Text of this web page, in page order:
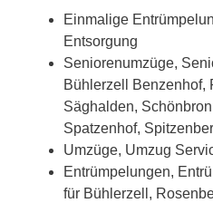
Einmalige
Entsorgung
Seniorenumzüge,
Bühlerzell Benzenhof,
Säghalden,
Spatzenhof,
Umzüge, Umzug
Entrümpelungen,
für Bühlerzell,